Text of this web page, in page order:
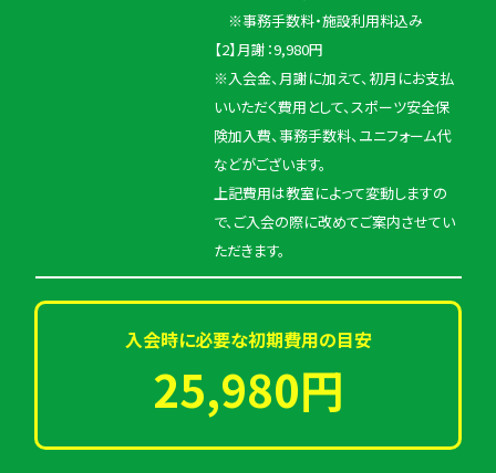
※事務手数料・施設利用料込み
【2】月謝：9,980円
※入会金、月謝に加えて、初月にお支払
いいただく費用として、スポーツ安全保
険加入費、事務手数料、ユニフォーム代
などがございます。
上記費用は教室によって変動しますの
で、ご入会の際に改めてご案内させてい
ただきます。
入会時に必要な初期費用の目安
25,980円